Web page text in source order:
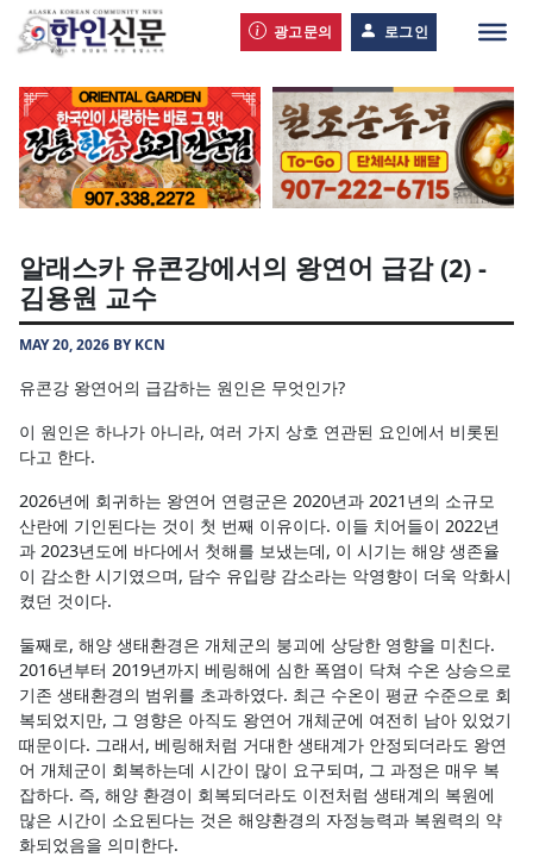
광고문의 로그인
알래스카 유콘강에서의 왕연어 급감 (2) -
김용원 교수
MAY 20, 2026 BY KCN
유콘강 왕연어의 급감하는 원인은 무엇인가?
이 원인은 하나가 아니라, 여러 가지 상호 연관된 요인에서 비롯된
다고 한다.
2026년에 회귀하는 왕연어 연령군은 2020년과 2021년의 소규모
산란에 기인된다는 것이 첫 번째 이유이다. 이들 치어들이 2022년
과 2023년도에 바다에서 첫해를 보냈는데, 이 시기는 해양 생존율
이 감소한 시기였으며, 담수 유입량 감소라는 악영향이 더욱 악화시
켰던 것이다.
둘째로, 해양 생태환경은 개체군의 붕괴에 상당한 영향을 미친다.
2016년부터 2019년까지 베링해에 심한 폭염이 닥쳐 수온 상승으로
기존 생태환경의 범위를 초과하였다. 최근 수온이 평균 수준으로 회
복되었지만, 그 영향은 아직도 왕연어 개체군에 여전히 남아 있었기
때문이다. 그래서, 베링해처럼 거대한 생태계가 안정되더라도 왕연
어 개체군이 회복하는데 시간이 많이 요구되며, 그 과정은 매우 복
잡하다. 즉, 해양 환경이 회복되더라도 이전처럼 생태계의 복원에
많은 시간이 소요된다는 것은 해양환경의 자정능력과 복원력의 약
화되었음을 의미한다.